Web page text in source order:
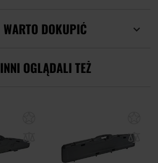
WARTO DOKUPIĆ
INNI OGLĄDALI TEŻ